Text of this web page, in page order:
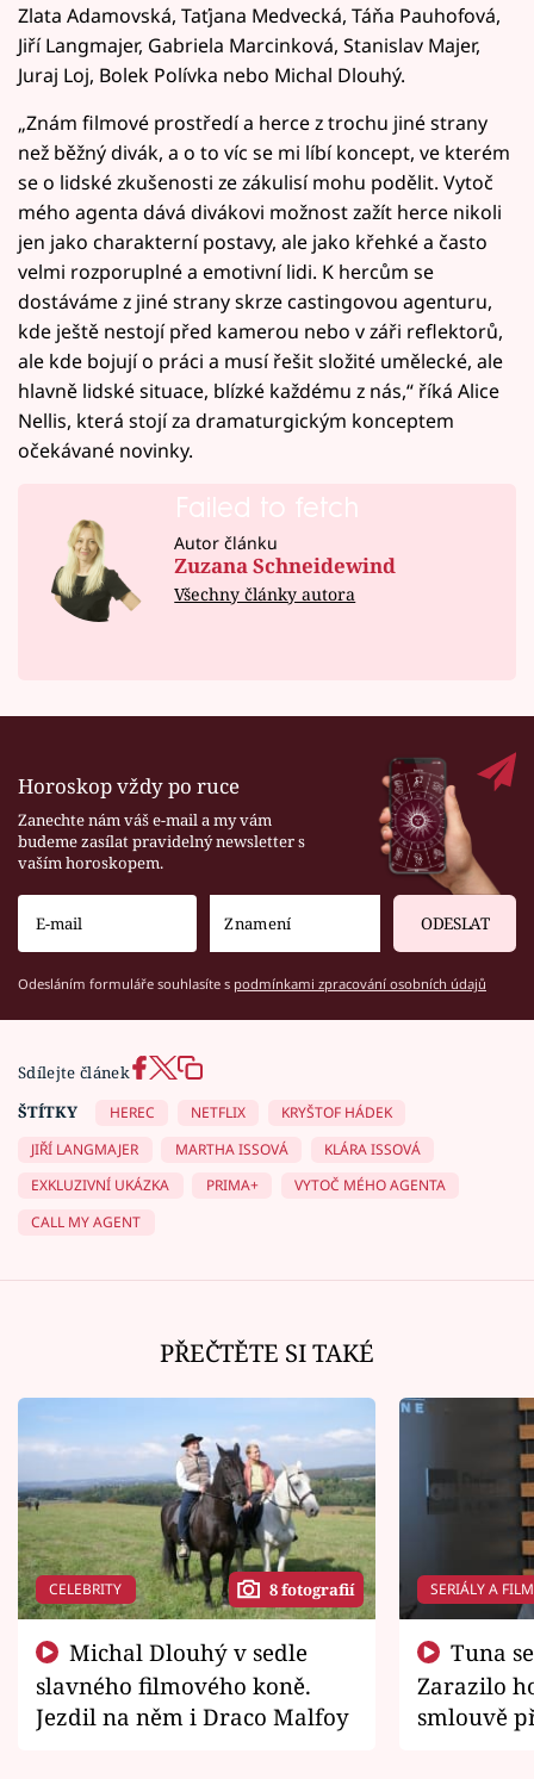
Zlata Adamovská, Taťjana Medvecká, Táňa Pauhofová,
Jiří Langmajer, Gabriela Marcinková, Stanislav Majer,
Juraj Loj, Bolek Polívka nebo Michal Dlouhý.
„Znám filmové prostředí a herce z trochu jiné strany
než běžný divák, a o to víc se mi líbí koncept, ve kterém
se o lidské zkušenosti ze zákulisí mohu podělit. Vytoč
mého agenta dává divákovi možnost zažít herce nikoli
jen jako charakterní postavy, ale jako křehké a často
velmi rozporuplné a emotivní lidi. K hercům se
dostáváme z jiné strany skrze castingovou agenturu,
kde ještě nestojí před kamerou nebo v záři reflektorů,
ale kde bojují o práci a musí řešit složité umělecké, ale
hlavně lidské situace, blízké každému z nás,“ říká Alice
Nellis, která stojí za dramaturgickým konceptem
očekávané novinky.
Failed to fetch
Autor článku
Zuzana Schneidewind
Všechny články autora
Horoskop vždy po ruce
Zanechte nám váš e-mail a my vám
budeme zasílat pravidelný newsletter s
vaším horoskopem.
ODESLAT
Odesláním formuláře souhlasíte s podmínkami zpracování osobních údajů
Sdílejte článek
ŠTÍTKY
HEREC NETFLIX
KRYŠTOF HÁDEK
JIŘÍ LANGMAJER
MARTHA ISSOVÁ
KLÁRA ISSOVÁ
EXKLUZIVNÍ UKÁZKA
PRIMA+
VYTOČ MÉHO AGENTA
CALL MY AGENT
PŘEČTĚTE SI TAKÉ
CELEBRITY 8 fotografií
slavného filmového koně.
Jezdil na něm i Draco Malfoy
SERIÁLY A
Zarazilo
smlouvě